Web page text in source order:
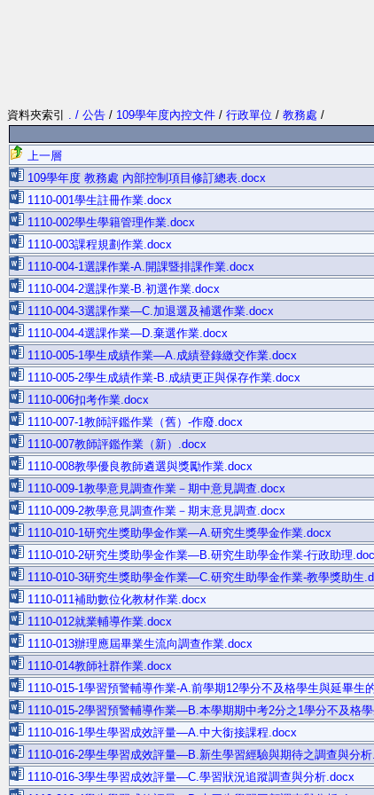
資料夾索引 . / 公告 / 109學年度內控文件 / 行政單位 / 教務處 /
上一層
109學年度 教務處 內部控制項目修訂總表.docx
1110-001學生註冊作業.docx
1110-002學生學籍管理作業.docx
1110-003課程規劃作業.docx
1110-004-1選課作業-A.開課暨排課作業.docx
1110-004-2選課作業-B.初選作業.docx
1110-004-3選課作業—C.加退選及補選作業.docx
1110-004-4選課作業—D.棄選作業.docx
1110-005-1學生成績作業—A.成績登錄繳交作業.docx
1110-005-2學生成績作業-B.成績更正與保存作業.docx
1110-006扣考作業.docx
1110-007-1教師評鑑作業（舊）-作廢.docx
1110-007教師評鑑作業（新）.docx
1110-008教學優良教師遴選與獎勵作業.docx
1110-009-1教學意見調查作業－期中意見調查.docx
1110-009-2教學意見調查作業－期末意見調查.docx
1110-010-1研究生獎助學金作業—A.研究生獎學金作業.docx
1110-010-2研究生獎助學金作業—B.研究生助學金作業-行政助理
1110-010-3研究生獎助學金作業—C.研究生助學金作業-教學獎助生
1110-011補助數位化教材作業.docx
1110-012就業輔導作業.docx
1110-013辦理應屆畢業生流向調查作業.docx
1110-014教師社群作業.docx
1110-015-1學習預警輔導作業-A.前學期12學分不及格學生與延畢生
1110-015-2學習預警輔導作業—B.本學期期中考2分之1學分不及格
1110-016-1學生學習成效評量—A.中大銜接課程.docx
1110-016-2學生學習成效評量—B.新生學習經驗與期待之調查與分
1110-016-3學生學習成效評量—C.學習狀況追蹤調查與分析.docx